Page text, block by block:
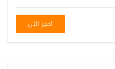
احجز الآن